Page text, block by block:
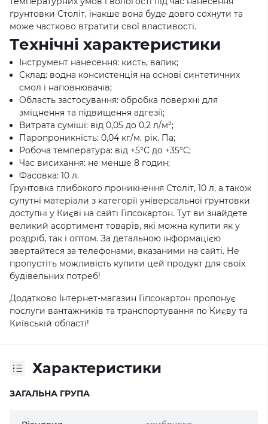
ґрунтовки Століт, інакше вона буде довго сохнути та
може частково втратити свої властивості.
Технічні характеристики
Інструмент нанесення: кисть, валик;
Склад: водна консистенція на основі синтетичних
смол і наповнювачів;
Область застосування: обробка поверхні для
зміцнення та підвищення адгезії;
Витрата суміші: від 0,05 до 0,2 л/м²;
Паропроникність: 0,04 кг/м. рік. Па;
Робоча температура: від +5°C до +35°C;
Час висихання: не менше 8 годин;
Фасовка: 10 л.
Ґрунтовка глибокого проникнення Століт, 10 л, а також
супутні матеріали з категорії універсальної ґрунтовки
доступні у Києві на сайті Гіпсокартон. Тут ви знайдете
великий асортимент товарів, які можна купити як у
роздріб, так і оптом. За детальною інформацією
звертайтеся за телефонами, вказаними на сайті. Не
пропустіть можливість купити цей продукт для своїх
будівельних потреб!
Додатково Інтернет-магазин Гіпсокартон пропонує
послуги вантажників та транспортування по Києву та
Київській області!
Характеристики
ЗАГАЛЬНА ГРУПА